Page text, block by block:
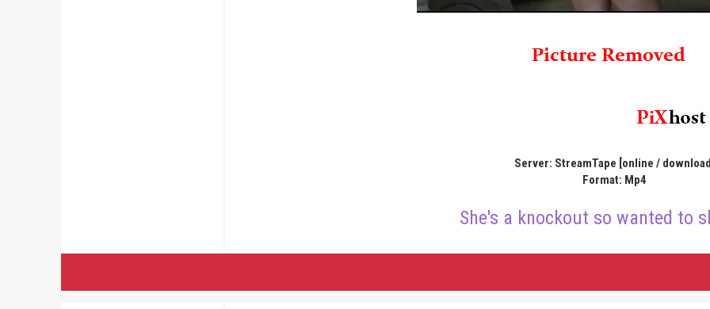
Server: StreamTape [online /
Format: Mp4
She's a knockout so wanted to